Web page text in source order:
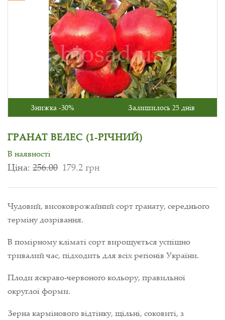
Знижка -30% Залишилось 25 днів
ГРАНАТ ВЕЛЕС (1-РІЧНИЙ)
В наявності
Ціна: 256.00 179.2 грн
Чудовий, високоврожайний сорт гранату, середнього
терміну дозрівання.
В помірному кліматі сорт вирощується успішно
тривалий час, підходить для всіх регіонів України.
Плоди яскраво-червоного кольору, правильної
округлої форми.
Зерна кармінового відтінку, щільні, соковиті, з